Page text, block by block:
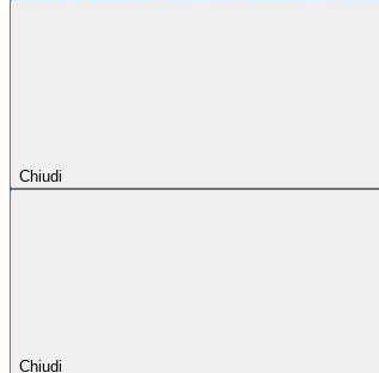
Chiudi
Chiudi